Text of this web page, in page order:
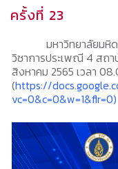
ครั้งที่ 23
มหาวิทยาลัยมหิ
วิชาการประเพณี 4 สถา
สิงหาคม 2565 เวลา
(https://
vc=0&c=0&w=1&flr=0)